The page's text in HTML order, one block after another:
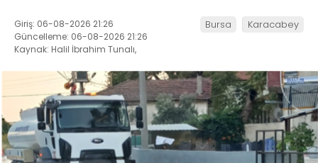
Giriş: 06-08-2026 21:26
Güncelleme: 06-08-2026 21:26
Kaynak: Halil İbrahim Tunalı,
Bursa Karacabey